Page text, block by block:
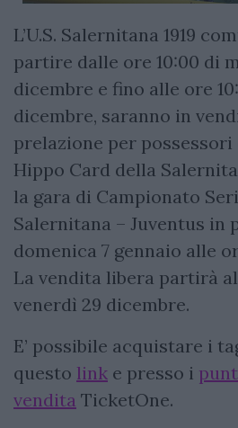
L’U.S. Salernitana 1919
partire dalle ore 10:00 di
dicembre e fino alle ore
dicembre, saranno in
prelazione per
Hippo Card della
la gara di Campionato
Salernitana – Juventus in
domenica 7 gennaio alle
La vendita libera partirà
venerdì 29 dicembre.
E’ possibile acquistare i
questo link e presso i
vendita TicketOne.